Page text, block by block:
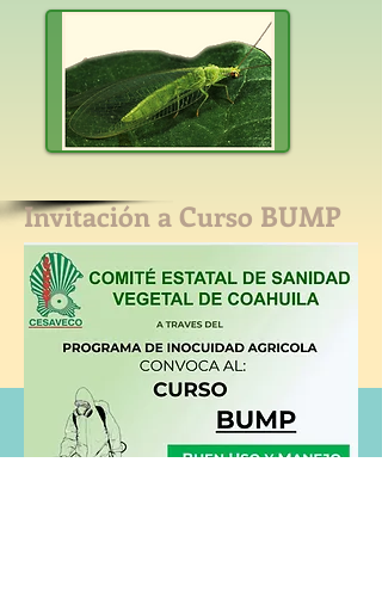
Invitación a Curso BUMP